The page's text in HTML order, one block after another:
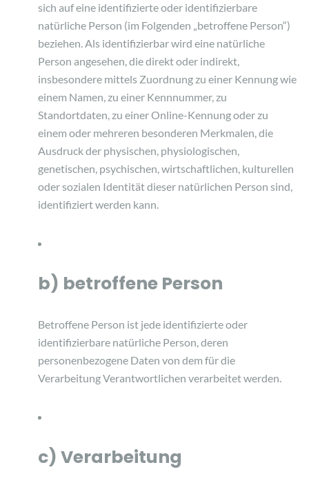
sich auf eine identifizierte oder identifizierbare
natürliche Person (im Folgenden „betroffene Person“)
beziehen. Als identifizierbar wird eine natürliche
Person angesehen, die direkt oder indirekt,
insbesondere mittels Zuordnung zu einer Kennung wie
einem Namen, zu einer Kennnummer, zu
Standortdaten, zu einer Online-Kennung oder zu
einem oder mehreren besonderen Merkmalen, die
Ausdruck der physischen, physiologischen,
genetischen, psychischen, wirtschaftlichen, kulturellen
oder sozialen Identität dieser natürlichen Person sind,
identifiziert werden kann.
b) betroffene Person
Betroffene Person ist jede identifizierte oder
identifizierbare natürliche Person, deren
personenbezogene Daten von dem für die
Verarbeitung Verantwortlichen verarbeitet werden.
c) Verarbeitung